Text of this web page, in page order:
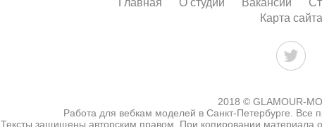
Главная О студии Вакансии
Карта сайта
2018 © GLAMOUR-
Работа для вебкам моделей в Санкт-Петербурге. Все
Тексты защищены авторским правом. При копировании материала